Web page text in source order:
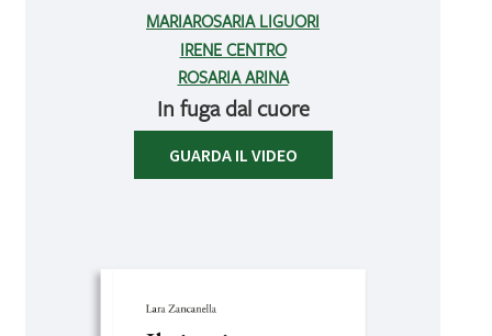
MARIAROSARIA LIGUORI
IRENE CENTRO
ROSARIA ARINA
In fuga dal cuore
GUARDA IL VIDEO